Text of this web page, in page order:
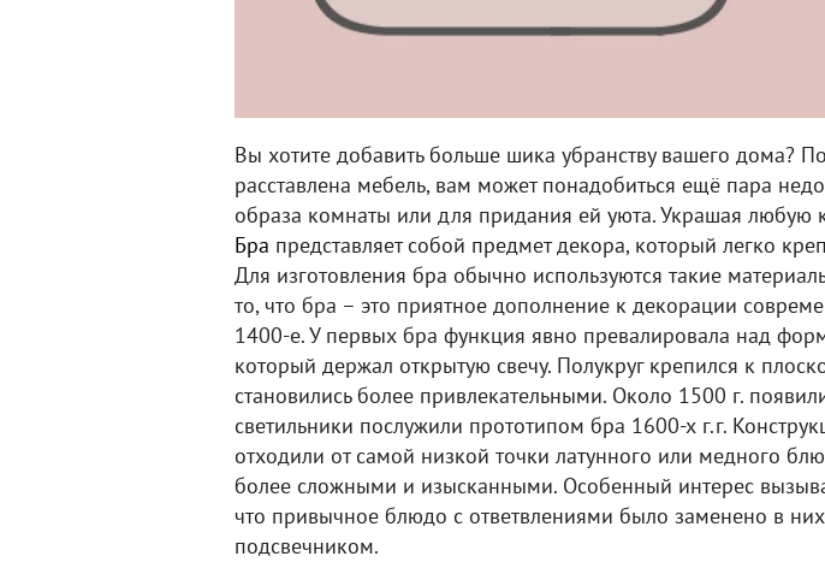
Вы хотите добавить больше шика убранству вашего дома?
расставлена мебель, вам может понадобиться ещё пара
образа комнаты или для придания ей уюта. Украшая любую
Бра представляет собой предмет декора, который легко
Для изготовления бра обычно используются такие
то, что бра – это приятное дополнение к декорации
1400-е. У первых бра функция явно превалировала над
который держал открытую свечу. Полукруг крепился к
становились более привлекательными. Около 1500 г.
светильники послужили прототипом бра 1600-х г.г.
отходили от самой низкой точки латунного или медного
более сложными и изысканными. Особенный интерес
что привычное блюдо с ответвлениями было заменено в
подсвечником.